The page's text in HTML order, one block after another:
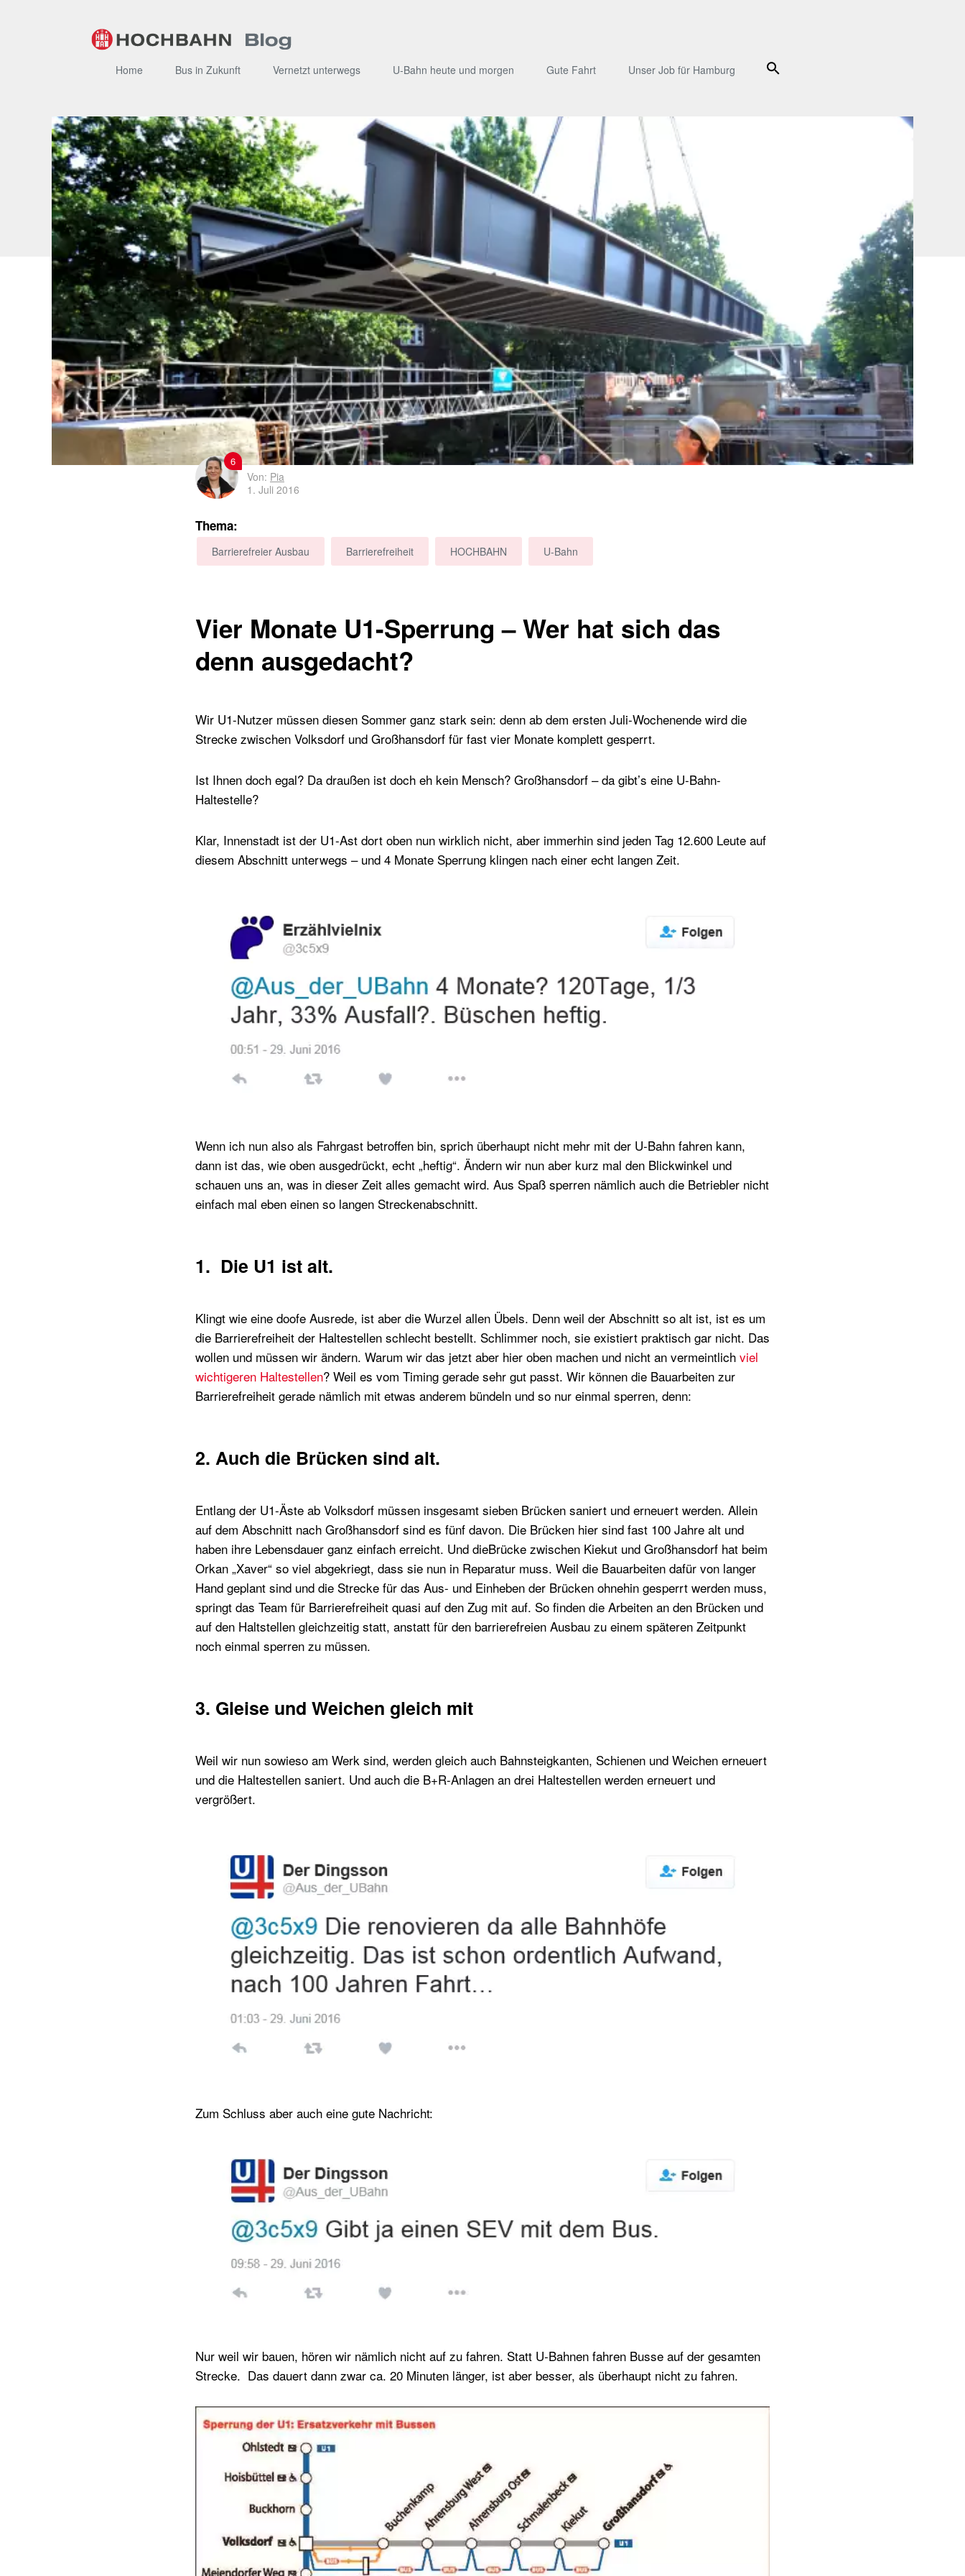
Home Bus in Zukunft Vernetzt unterwegs U-Bahn heute und morgen Gute Fahrt Unser Job für Hamburg Suche
6
Von: Pia
1. Juli 2016
Thema:
Barrierefreier Ausbau Barrierefreiheit HOCHBAHN U-Bahn
Vier Monate U1-Sperrung – Wer hat sich das
denn ausgedacht?
Wir U1-Nutzer müssen diesen Sommer ganz stark sein: denn ab dem ersten Juli-Wochenende wird die
Strecke zwischen Volksdorf und Großhansdorf für fast vier Monate komplett gesperrt.
Ist Ihnen doch egal? Da draußen ist doch eh kein Mensch? Großhansdorf – da gibt’s eine U-Bahn-
Haltestelle?
Klar, Innenstadt ist der U1-Ast dort oben nun wirklich nicht, aber immerhin sind jeden Tag 12.600 Leute auf
diesem Abschnitt unterwegs – und 4 Monate Sperrung klingen nach einer echt langen Zeit.
Wenn ich nun also als Fahrgast betroffen bin, sprich überhaupt nicht mehr mit der U-Bahn fahren kann,
dann ist das, wie oben ausgedrückt, echt „heftig“. Ändern wir nun aber kurz mal den Blickwinkel und
schauen uns an, was in dieser Zeit alles gemacht wird. Aus Spaß sperren nämlich auch die Betriebler nicht
einfach mal eben einen so langen Streckenabschnitt.
1. Die U1 ist alt.
Klingt wie eine doofe Ausrede, ist aber die Wurzel allen Übels. Denn weil der Abschnitt so alt ist, ist es um
die Barrierefreiheit der Haltestellen schlecht bestellt. Schlimmer noch, sie existiert praktisch gar nicht. Das
wollen und müssen wir ändern. Warum wir das jetzt aber hier oben machen und nicht an vermeintlich viel
wichtigeren Haltestellen? Weil es vom Timing gerade sehr gut passt. Wir können die Bauarbeiten zur
Barrierefreiheit gerade nämlich mit etwas anderem bündeln und so nur einmal sperren, denn:
2. Auch die Brücken sind alt.
Entlang der U1-Äste ab Volksdorf müssen insgesamt sieben Brücken saniert und erneuert werden. Allein
auf dem Abschnitt nach Großhansdorf sind es fünf davon. Die Brücken hier sind fast 100 Jahre alt und
haben ihre Lebensdauer ganz einfach erreicht. Und dieBrücke zwischen Kiekut und Großhansdorf hat beim
Orkan „Xaver“ so viel abgekriegt, dass sie nun in Reparatur muss. Weil die Bauarbeiten dafür von langer
Hand geplant sind und die Strecke für das Aus- und Einheben der Brücken ohnehin gesperrt werden muss,
springt das Team für Barrierefreiheit quasi auf den Zug mit auf. So finden die Arbeiten an den Brücken und
auf den Haltstellen gleichzeitig statt, anstatt für den barrierefreien Ausbau zu einem späteren Zeitpunkt
noch einmal sperren zu müssen.
3. Gleise und Weichen gleich mit
Weil wir nun sowieso am Werk sind, werden gleich auch Bahnsteigkanten, Schienen und Weichen erneuert
und die Haltestellen saniert. Und auch die B+R-Anlagen an drei Haltestellen werden erneuert und
vergrößert.
Zum Schluss aber auch eine gute Nachricht:
Nur weil wir bauen, hören wir nämlich nicht auf zu fahren. Statt U-Bahnen fahren Busse auf der gesamten
Strecke. Das dauert dann zwar ca. 20 Minuten länger, ist aber besser, als überhaupt nicht zu fahren.